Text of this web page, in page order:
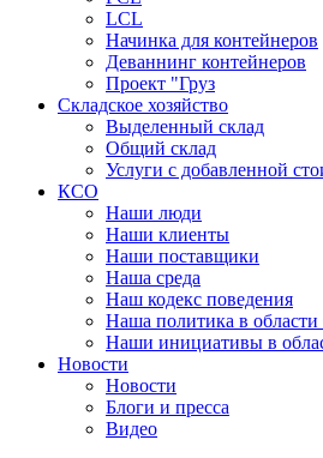
LCL
Начинка для контейнеров
Деваннинг контейнеров
Проект "Груз
Складское хозяйство
Выделенный склад
Общий склад
Услуги с добавленной
КСО
Наши люди
Наши клиенты
Наши поставщики
Наша среда
Наш кодекс поведения
Наша политика в
Наши инициативы в
Новости
Новости
Блоги и пресса
Видео